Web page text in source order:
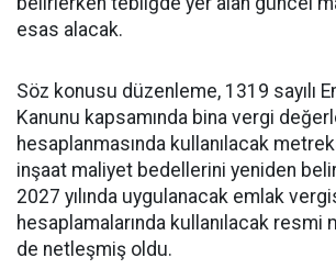
esas alacak.
Söz konusu düzenleme, 1319 sayılı
Kanunu kapsamında bina vergi
hesaplanmasında kullanılacak
inşaat maliyet bedellerini yeniden
2027 yılında uygulanacak emlak
hesaplamalarında kullanılacak resmi
de netleşmiş oldu.